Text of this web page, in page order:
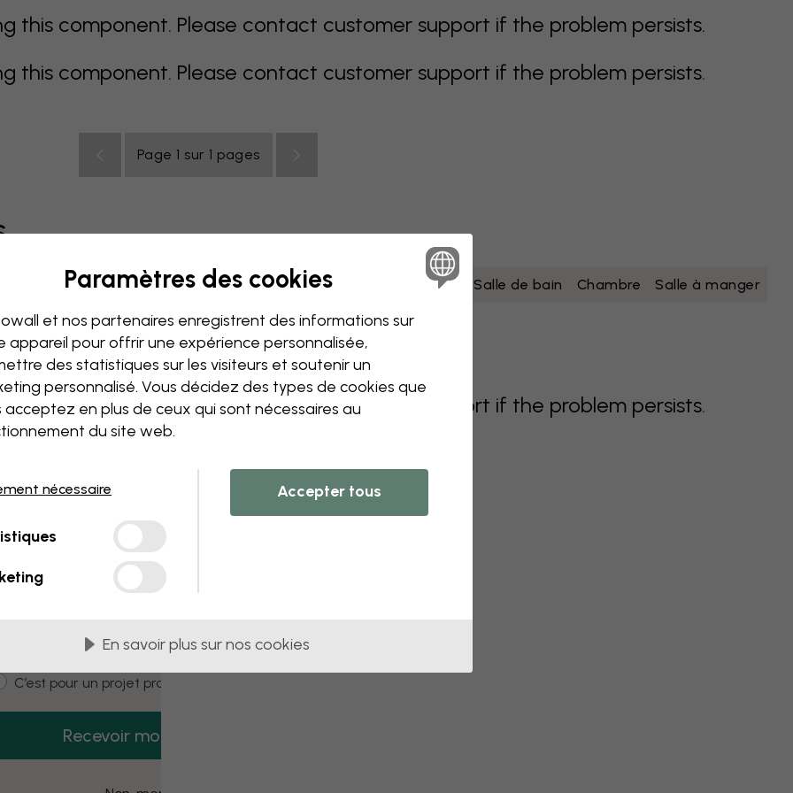
this component. Please contact customer support if the problem persists.
this component. Please contact customer support if the problem persists.
Page 1 sur 1 pages
orange rose mauve rouge turquoise jaune Salle de bain Chambre Salle à manger
bébé Bureau Chambre ado Plafond
this component. Please contact customer support if the problem persists.
3 échantillons offerts
Recevez 3 échantillons gratuits dès
aujourd’hui.
type
C’est pour un projet pro
Recevoir mon code
Paramètres des cookies
et nos partenaires enregistrent des informations sur
appareil pour offrir une expérience personnalisée,
des statistiques sur les visiteurs et soutenir un
personnalisé. Vous décidez des types de cookies que
acceptez en plus de ceux qui sont nécessaires au
du site web.
nécessaire Accepter tous
En savoir plus sur nos cookies